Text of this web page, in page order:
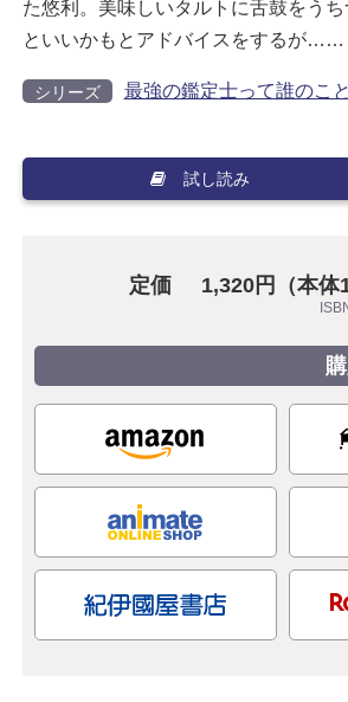
た悠利。美味しいタルトに舌鼓をう
といいかもとアドバイスをするが……
シリーズ 最強の鑑定士って誰のこ
試し読み
定価 1,320円（本体